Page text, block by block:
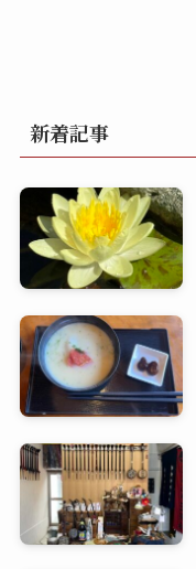
新着記事